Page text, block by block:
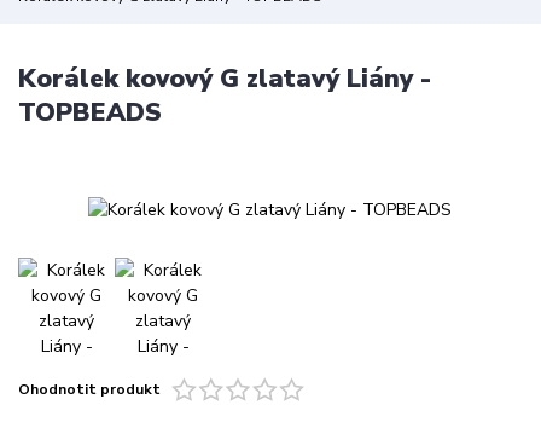
Korálek kovový G zlatavý Liány -
TOPBEADS
Ohodnotit produkt